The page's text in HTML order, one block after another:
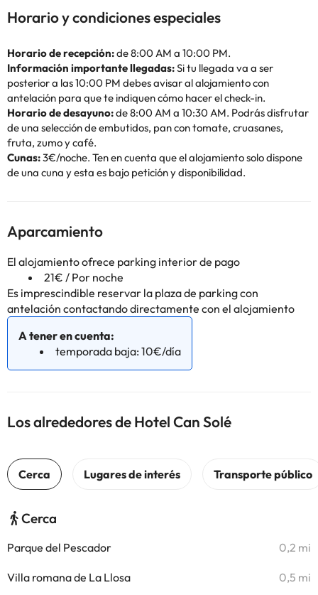
Horario y condiciones especiales
Horario de recepción:de 8:00 AM a 10:00 PM.
Información importante llegadas:Si tu llegada va a ser
posterior a las 10:00 PM debes avisar al alojamiento con
antelación para que te indiquen cómo hacer el check-in.
Horario de desayuno:de 8:00 AM a 10:30 AM. Podrás disfrutar
de una selección de embutidos, pan con tomate, cruasanes,
fruta, zumo y café.
Cunas:3€/noche. Ten en cuenta que el alojamiento solo dispone
de una cuna y esta es bajo petición y disponibilidad.
Aparcamiento
El alojamiento ofrece parking interior de pago
21€ / Por noche
Es imprescindible reservar la plaza de parking con
antelación contactando directamente con el alojamiento
A tener en cuenta:
temporada baja: 10€/día
Los alrededores de Hotel Can Solé
Cerca
Parque del Pescador 0,2 mi
Villa romana de La Llosa 0,5 mi